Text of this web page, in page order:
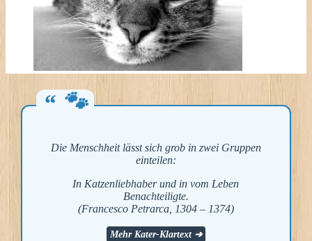
Die Menschheit lässt sich grob in zwei Gruppen
einteilen:
In Katzenliebhaber und in vom Leben
Benachteiligte.
(Francesco Petrarca, 1304 – 1374)
Mehr Kater-Klartext ➔